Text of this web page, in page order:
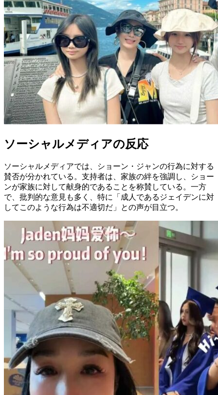
ソーシャルメディアの反応
ソーシャルメディアでは、ショーン・ジャンの行為に対する
賛否が分かれている。支持者は、家族の絆を強調し、ショー
ンが家族に対して献身的であることを称賛している。一方
で、批判的な意見も多く、特に「成人であるジェイデンに対
してこのような行為は不適切だ」との声が目立つ。